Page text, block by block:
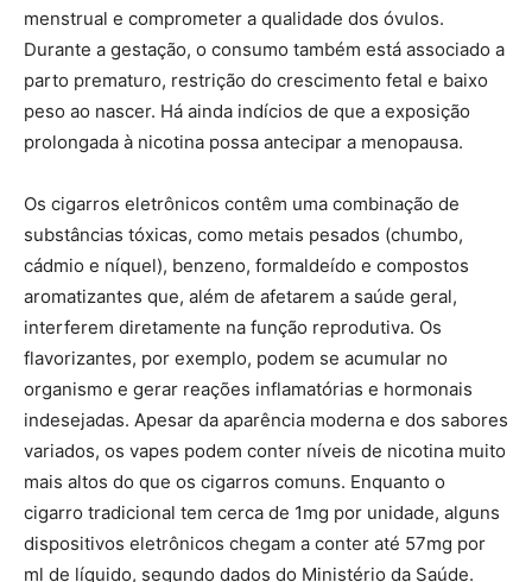
menstrual e comprometer a qualidade dos óvulos.
Durante a gestação, o consumo também está associado a
parto prematuro, restrição do crescimento fetal e baixo
peso ao nascer. Há ainda indícios de que a exposição
prolongada à nicotina possa antecipar a menopausa.
Os cigarros eletrônicos contêm uma combinação de
substâncias tóxicas, como metais pesados (chumbo,
cádmio e níquel), benzeno, formaldeído e compostos
aromatizantes que, além de afetarem a saúde geral,
interferem diretamente na função reprodutiva. Os
flavorizantes, por exemplo, podem se acumular no
organismo e gerar reações inflamatórias e hormonais
indesejadas. Apesar da aparência moderna e dos sabores
variados, os vapes podem conter níveis de nicotina muito
mais altos do que os cigarros comuns. Enquanto o
cigarro tradicional tem cerca de 1mg por unidade, alguns
dispositivos eletrônicos chegam a conter até 57mg por
ml de líquido, segundo dados do Ministério da Saúde.